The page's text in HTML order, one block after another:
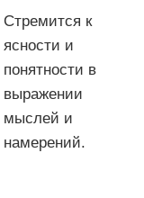
Стремится к
ясности и
понятности в
выражении
мыслей и
намерений.